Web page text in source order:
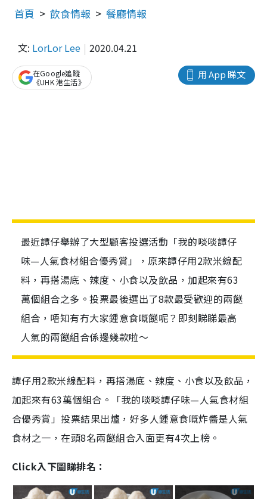
首頁 飲食情報 餐廳情報
文: LorLor Lee 2020.04.21
用 App 睇文
在Google追蹤
《UHK 港生活》
最近譚仔舉辦了大型顧客投選活動「我的啖啖譚仔
味—人氣食材組合優秀賞」，原來譚仔用2款米線配
料，再搭湯底、辣度、小食以及飲品，加起來有63
萬個組合之多。投票最後選出了8款最受歡迎的兩餸
組合，唔知有冇大家鍾意食嘅餸呢？即刻睇睇最高
人氣的兩餸組合係邊幾款啦～
譚仔用2款米線配料，再搭湯底、辣度、小食以及飲品，
加起來有63萬個組合。「我的啖啖譚仔味—人氣食材組
合優秀賞」投票結果出爐，好多人鍾意食嘅炸醬是人氣
食材之一，在頭8名兩餸組合入面更有4次上榜。
Click入下圖睇排名：